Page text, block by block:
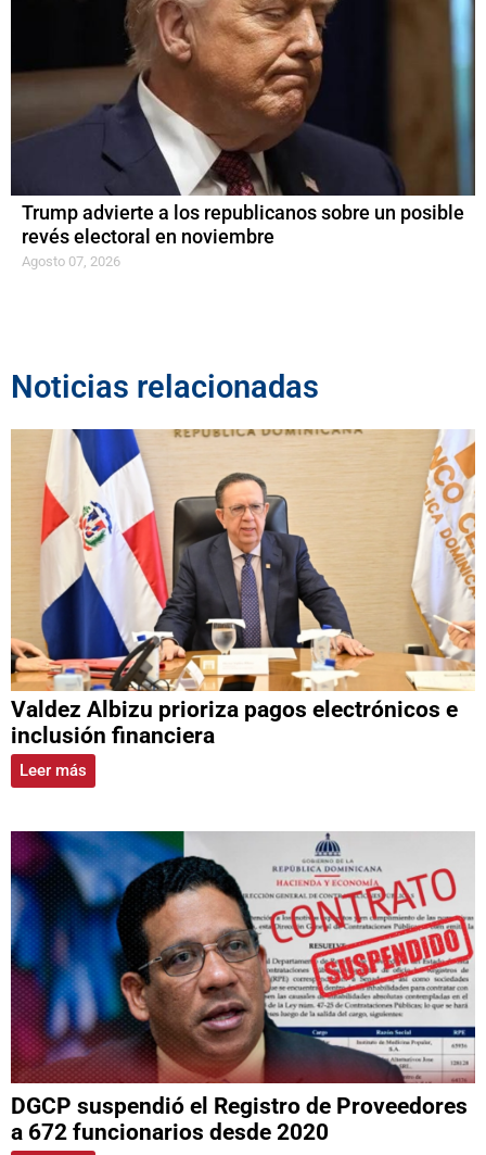
Trump advierte a los republicanos sobre un posible
revés electoral en noviembre
Agosto 07, 2026
Noticias relacionadas
Valdez Albizu prioriza pagos electrónicos e
inclusión financiera
Leer más
DGCP suspendió el Registro de Proveedores
a 672 funcionarios desde 2020